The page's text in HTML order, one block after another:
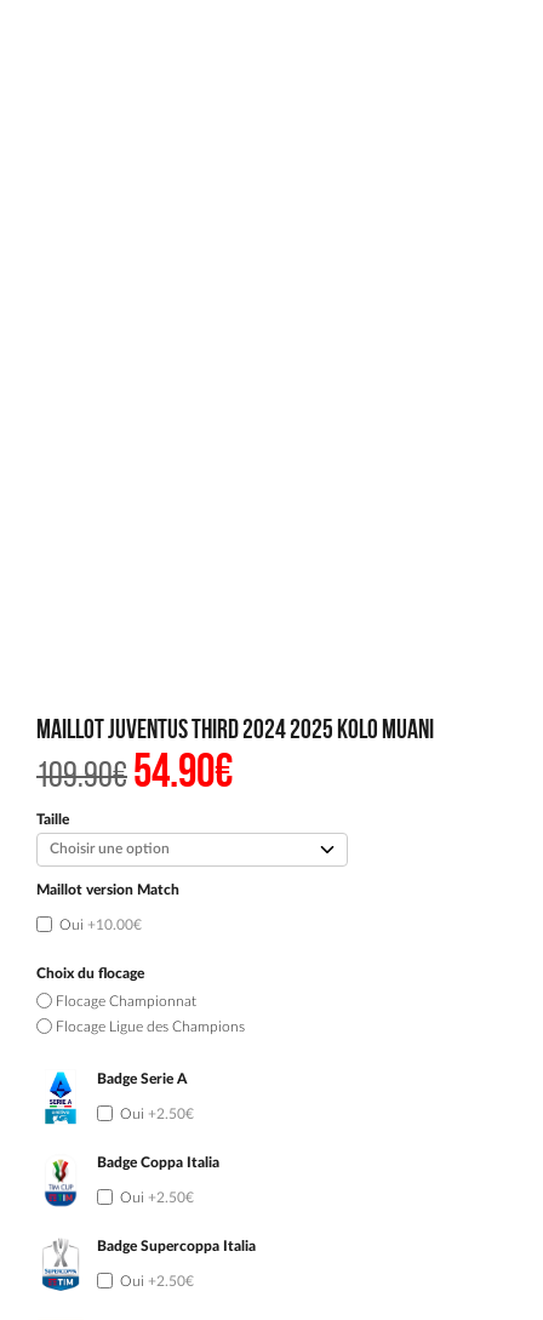
Maillot Juventus Third 2024 2025 Kolo Muani
109.90€Le
prix
était :
109.90€.
54.90€Le
prix
est :
54.90€.
Taille
Maillot version Match
Oui +10.00€
Choix du flocage
Flocage Championnat
Flocage Ligue des Champions
Badge Serie A
Oui +2.50€
Badge Coppa Italia
Oui +2.50€
Badge Supercoppa Italia
Oui +2.50€